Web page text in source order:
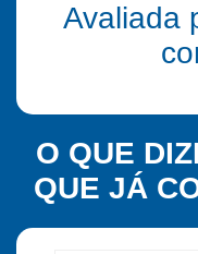
Avaliada
O QUE
QUE JÁ